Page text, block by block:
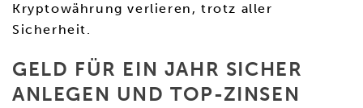
Kryptowährung verlieren, trotz aller
Sicherheit.
GELD FÜR EIN JAHR SICHER
ANLEGEN UND TOP-ZINSEN